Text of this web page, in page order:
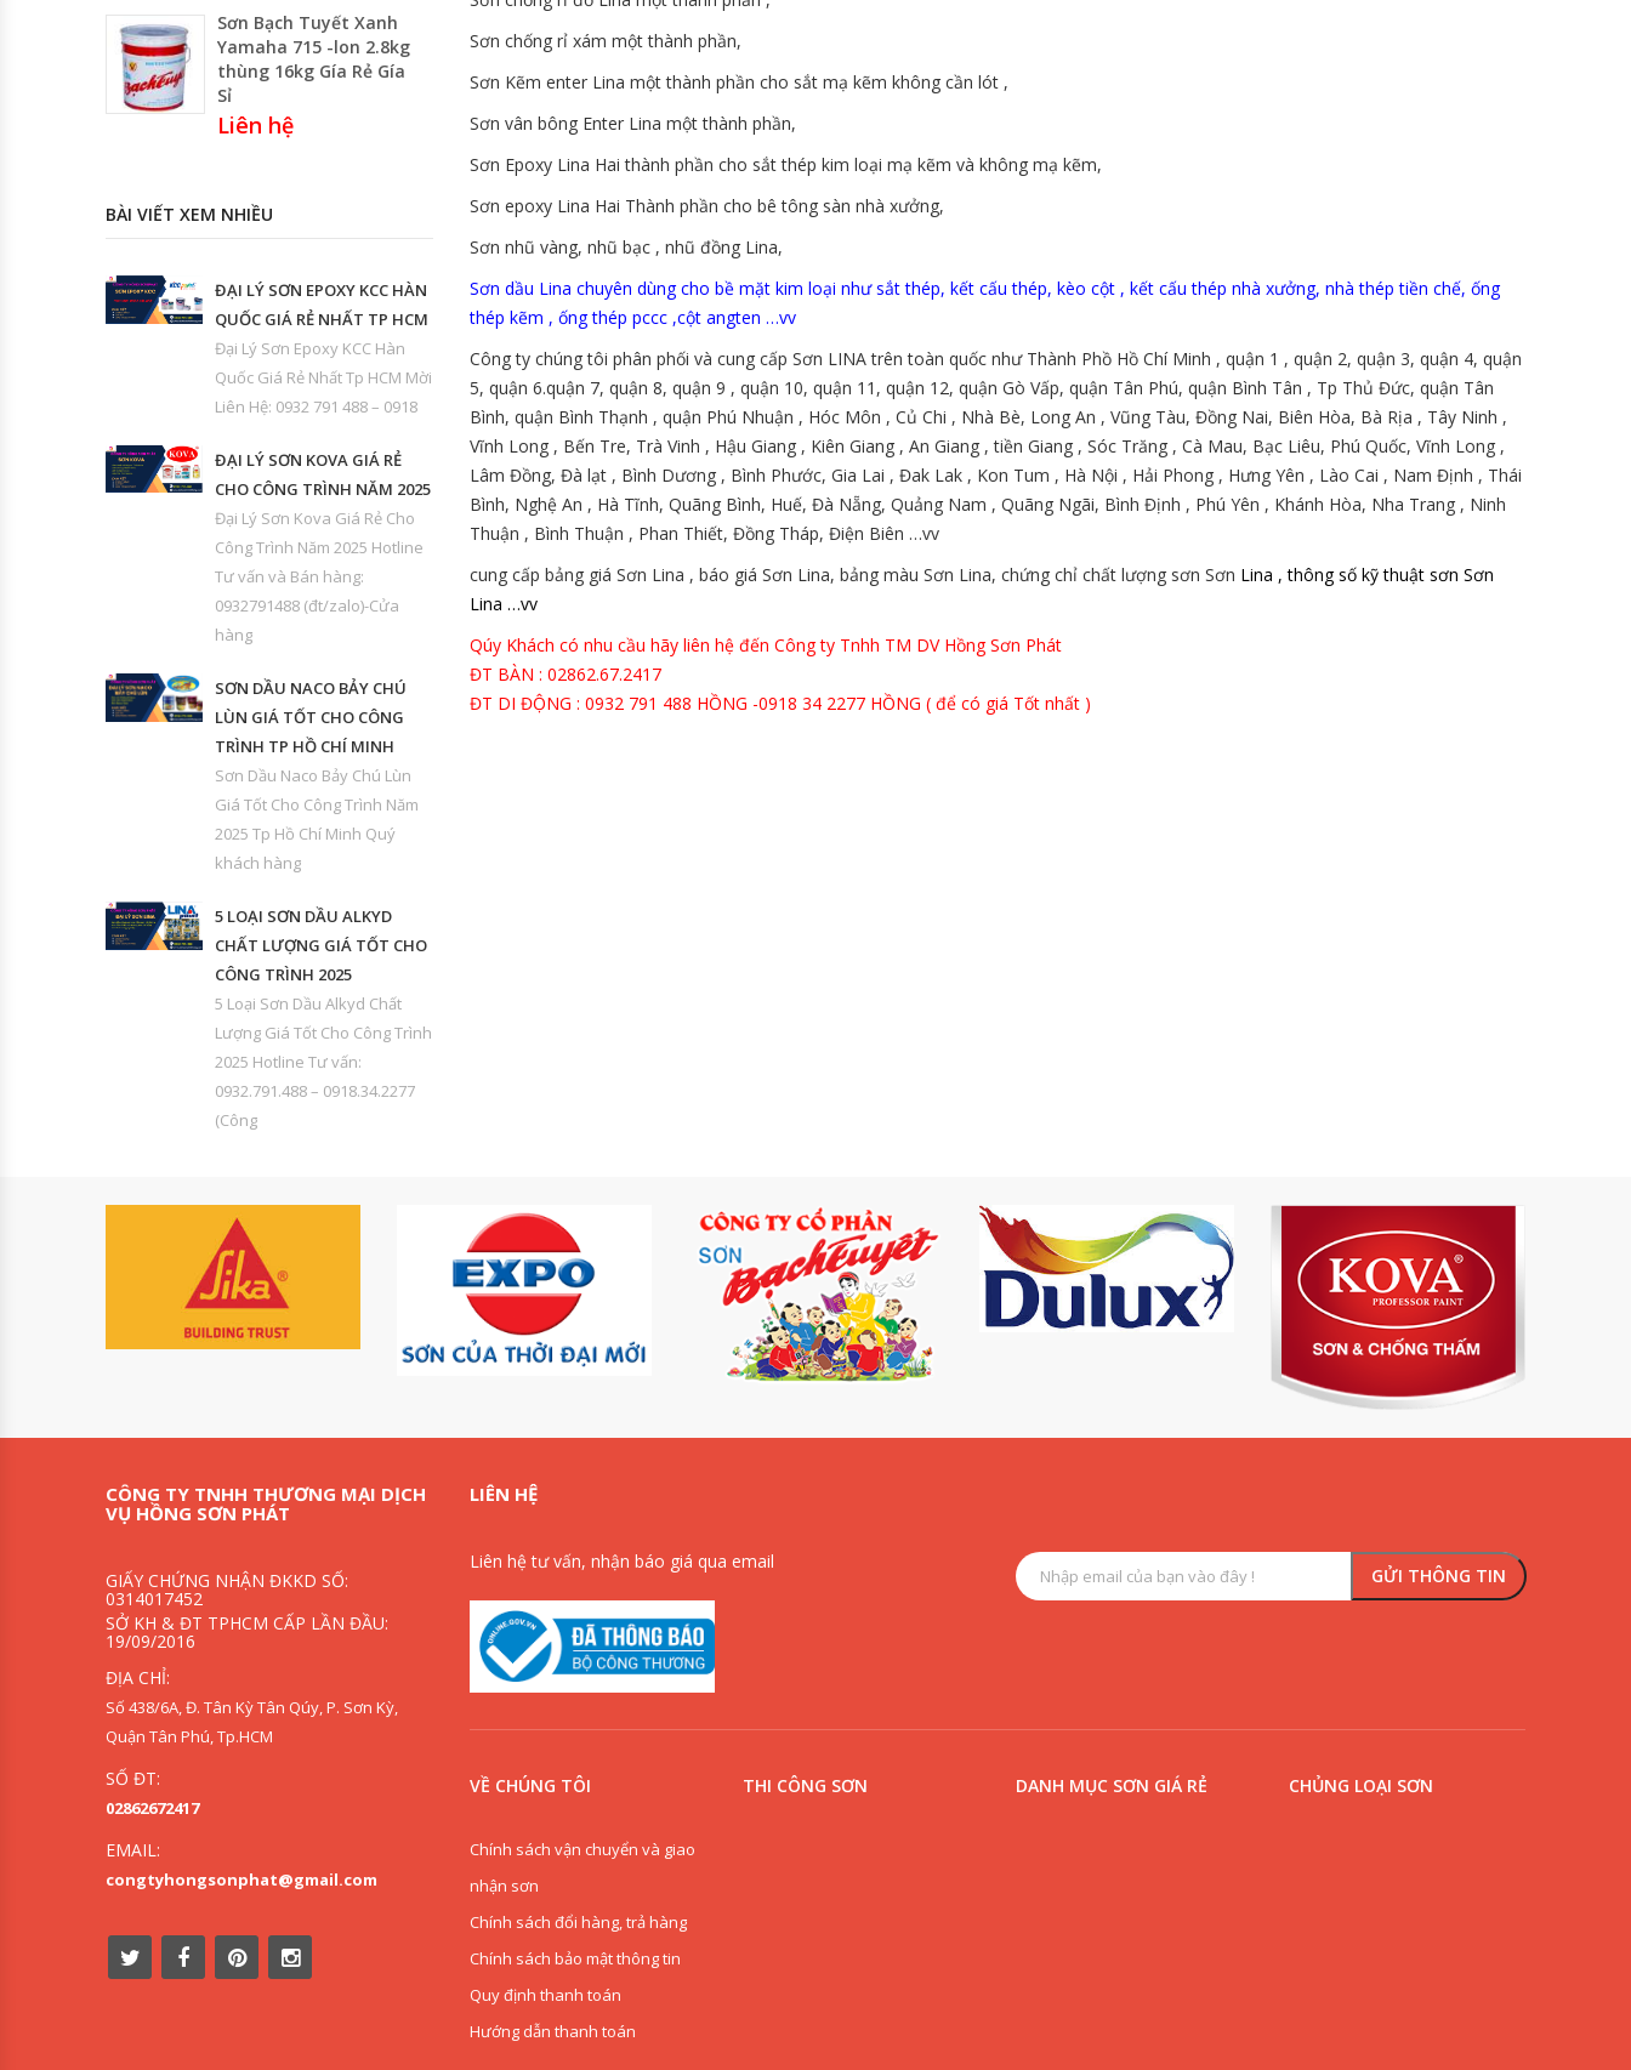
Sơn chống rỉ xám một thành phần,
Sơn Kẽm enter Lina một thành phần cho sắt mạ kẽm không cần lót ,
Sơn vân bông Enter Lina một thành phần,
Sơn Epoxy Lina Hai thành phần cho sắt thép kim loại mạ kẽm và không mạ kẽm,
Sơn epoxy Lina Hai Thành phần cho bê tông sàn nhà xưởng,
Sơn nhũ vàng, nhũ bạc , nhũ đồng Lina,
Sơn dầu Lina chuyên dùng cho bề mặt kim loại như sắt thép, kết cấu thép, kèo cột , kết cấu thép nhà xưởng, nhà thép tiền chế, ống
thép kẽm , ống thép pccc ,cột angten …vv
Công ty chúng tôi phân phối và cung cấp Sơn LINA trên toàn quốc như Thành Phồ Hồ Chí Minh , quận 1 , quận 2, quận 3, quận 4, quận
5, quận 6.quận 7, quận 8, quận 9 , quận 10, quận 11, quận 12, quận Gò Vấp, quận Tân Phú, quận Bình Tân , Tp Thủ Đức, quận Tân
Bình, quận Bình Thạnh , quận Phú Nhuận , Hóc Môn , Củ Chi , Nhà Bè, Long An , Vũng Tàu, Đồng Nai, Biên Hòa, Bà Rịa , Tây Ninh ,
Vĩnh Long , Bến Tre, Trà Vinh , Hậu Giang , Kiên Giang , An Giang , tiền Giang , Sóc Trăng , Cà Mau, Bạc Liêu, Phú Quốc, Vĩnh Long ,
Lâm Đồng, Đà lạt , Bình Dương , Bình Phước, Gia Lai , Đak Lak , Kon Tum , Hà Nội , Hải Phong , Hưng Yên , Lào Cai , Nam Định , Thái
Bình, Nghệ An , Hà Tĩnh, Quãng Bình, Huế, Đà Nẵng, Quảng Nam , Quãng Ngãi, Bình Định , Phú Yên , Khánh Hòa, Nha Trang , Ninh
Thuận , Bình Thuận , Phan Thiết, Đồng Tháp, Điện Biên …vv
cung cấp bảng giá Sơn Lina , báo giá Sơn Lina, bảng màu Sơn Lina, chứng chỉ chất lượng sơn Sơn Lina , thông số kỹ thuật sơn Sơn
Lina …vv
Qúy Khách có nhu cầu hãy liên hệ đến Công ty Tnhh TM DV Hồng Sơn Phát
ĐT BÀN : 02862.67.2417
ĐT DI ĐỘNG : 0932 791 488 HỒNG -0918 34 2277 HỒNG ( để có giá Tốt nhất )
Sơn Bạch Tuyết Xanh
Yamaha 715 -lon 2.8kg
thùng 16kg Gía Rẻ Gía
Sỉ
Liên hệ
BÀI VIẾT XEM NHIỀU
ĐẠI LÝ SƠN EPOXY KCC HÀN
QUỐC GIÁ RẺ NHẤT TP HCM
Đại Lý Sơn Epoxy KCC Hàn
Quốc Giá Rẻ Nhất Tp HCM Mời
Liên Hệ: 0932 791 488 – 0918
ĐẠI LÝ SƠN KOVA GIÁ RẺ
CHO CÔNG TRÌNH NĂM 2025
Đại Lý Sơn Kova Giá Rẻ Cho
Công Trình Năm 2025 Hotline
Tư vấn và Bán hàng:
0932791488 (đt/zalo)-Cửa
hàng
SƠN DẦU NACO BẢY CHÚ
LÙN GIÁ TỐT CHO CÔNG
TRÌNH TP HỒ CHÍ MINH
Sơn Dầu Naco Bảy Chú Lùn
Giá Tốt Cho Công Trình Năm
2025 Tp Hồ Chí Minh Quý
khách hàng
5 LOẠI SƠN DẦU ALKYD
CHẤT LƯỢNG GIÁ TỐT CHO
CÔNG TRÌNH 2025
5 Loại Sơn Dầu Alkyd Chất
Lượng Giá Tốt Cho Công Trình
2025 Hotline Tư vấn:
0932.791.488 – 0918.34.2277
(Công
CÔNG TY TNHH THƯƠNG MẠI DỊCH
VỤ HỒNG SƠN PHÁT
GIẤY CHỨNG NHẬN ĐKKD SỐ:
0314017452
SỞ KH & ĐT TPHCM CẤP LẦN ĐẦU:
19/09/2016
ĐỊA CHỈ:
Số 438/6A, Đ. Tân Kỳ Tân Qúy, P. Sơn Kỳ,
Quận Tân Phú, Tp.HCM
SỐ ĐT:
02862672417
EMAIL:
congtyhongsonphat@gmail.com
LIÊN HỆ
Liên hệ tư vấn, nhận báo giá qua email
VỀ CHÚNG TÔI
Chính sách vận chuyển và giao
nhận sơn
Chính sách đổi hàng, trả hàng
Chính sách bảo mật thông tin
Quy định thanh toán
Hướng dẫn thanh toán
THI CÔNG SƠN DANH MỤC SƠN GIÁ RẺ CHỦNG LOẠI SƠN